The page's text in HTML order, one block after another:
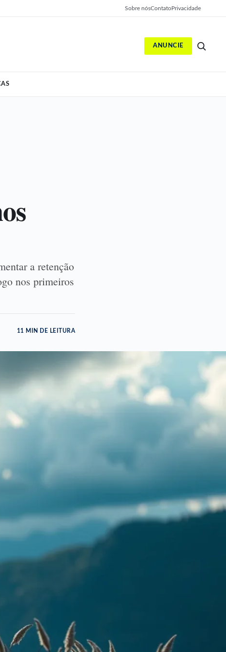
Sobre nósContatoPrivacidade
ANUNCIE
a retenção
nos primeiros
11 MIN DE LEITURA